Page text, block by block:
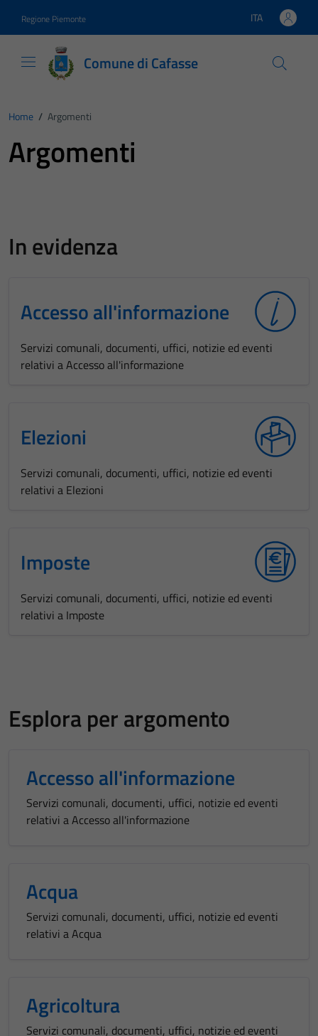
Regione Piemonte Lingua attiva:
ITA
Comune di Cafasse
Home / Argomenti
Argomenti
In evidenza
Accesso all'informazione
Servizi comunali, documenti, uffici, notizie ed eventi
relativi a Accesso all'informazione
Elezioni
Servizi comunali, documenti, uffici, notizie ed eventi
relativi a Elezioni
Imposte
Servizi comunali, documenti, uffici, notizie ed eventi
relativi a Imposte
Esplora per argomento
Accesso all'informazione
Servizi comunali, documenti, uffici, notizie ed eventi
relativi a Accesso all'informazione
Acqua
Servizi comunali, documenti, uffici, notizie ed eventi
relativi a Acqua
Agricoltura
Servizi comunali, documenti, uffici, notizie ed eventi